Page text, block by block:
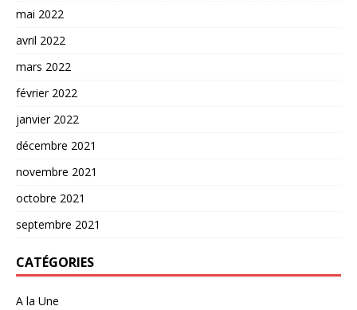
mai 2022
avril 2022
mars 2022
février 2022
janvier 2022
décembre 2021
novembre 2021
octobre 2021
septembre 2021
CATÉGORIES
A la Une